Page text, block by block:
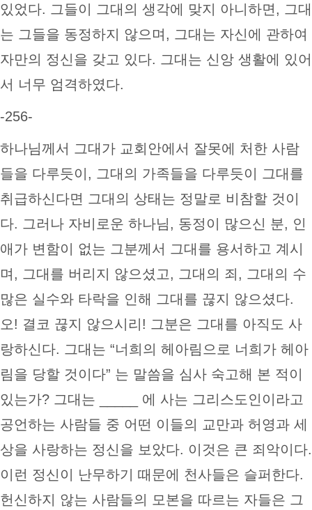
있었다. 그들이 그대의 생각에 맞지 아니하면, 그대
는 그들을 동정하지 않으며, 그대는 자신에 관하여
자만의 정신을 갖고 있다. 그대는 신앙 생활에 있어
서 너무 엄격하였다.
-256-
하나님께서 그대가 교회안에서 잘못에 처한 사람
들을 다루듯이, 그대의 가족들을 다루듯이 그대를
취급하신다면 그대의 상태는 정말로 비참할 것이
다. 그러나 자비로운 하나님, 동정이 많으신 분, 인
애가 변함이 없는 그분께서 그대를 용서하고 계시
며, 그대를 버리지 않으셨고, 그대의 죄, 그대의 수
많은 실수와 타락을 인해 그대를 끊지 않으셨다.
오! 결코 끊지 않으시리! 그분은 그대를 아직도 사
랑하신다. 그대는 “너희의 헤아림으로 너희가 헤아
림을 당할 것이다” 는 말씀을 심사 숙고해 본 적이
있는가? 그대는 _____ 에 사는 그리스도인이라고
공언하는 사람들 중 어떤 이들의 교만과 허영과 세
상을 사랑하는 정신을 보았다. 이것은 큰 죄악이다.
이런 정신이 난무하기 때문에 천사들은 슬퍼한다.
헌신하지 않는 사람들의 모본을 따르는 자들은 그